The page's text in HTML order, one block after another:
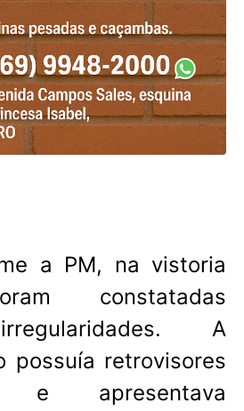
a PM, na vistoria
constatadas
A
possuía retrovisores
e apresentava